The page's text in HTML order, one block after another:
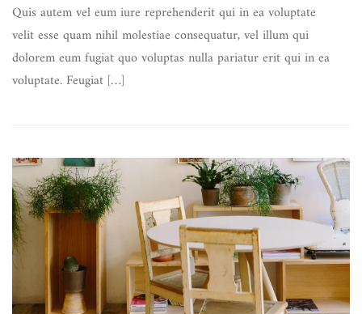
Quis autem vel eum iure reprehenderit qui in ea voluptate
velit esse quam nihil molestiae consequatur, vel illum qui
dolorem eum fugiat quo voluptas nulla pariatur erit qui in ea
voluptate. Feugiat […]